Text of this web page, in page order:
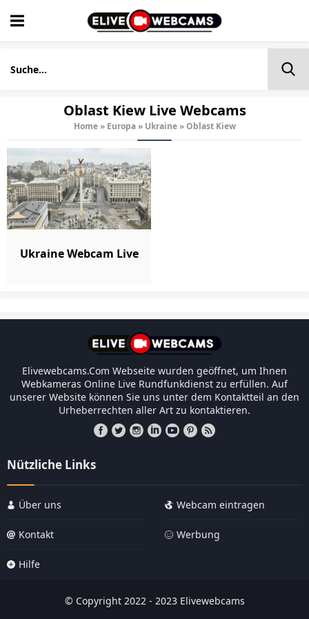
Oblast Kiew Live Webcams
Home » Europa » Ukraine » Oblast Kiew
Ukraine Webcam Live
Elivewebcams.Com Webseite wurden geöffnet, um Ihnen
Webkameras Online Live Rundfunkdienst zu erfüllen. Auf
unserer Website können Sie uns unter dem Kontaktteil an den
Urheberrechten aller Art zu kontaktieren.
Nützliche Links
Über uns Webcam eintragen
Kontakt Werbung
Hilfe
© Copyright 2022 - 2023 Elivewebcams